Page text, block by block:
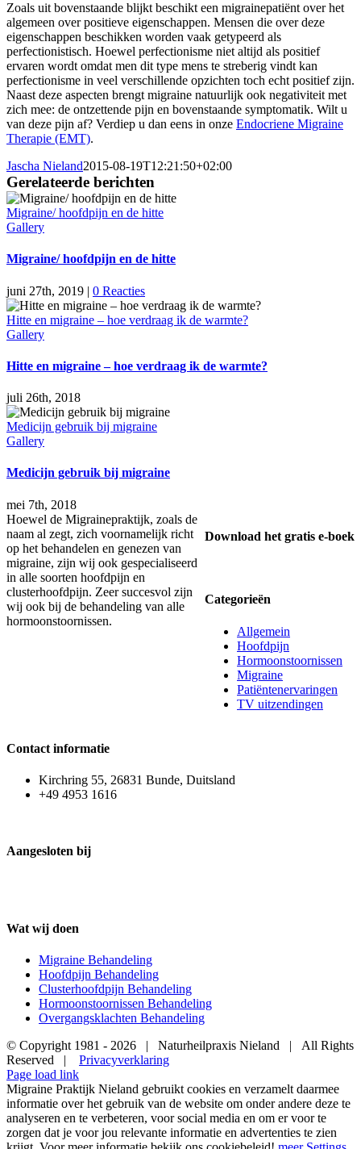
Zoals uit bovenstaande blijkt beschikt een migrainepatiënt over het
algemeen over positieve eigenschappen. Mensen die over deze
eigenschappen beschikken worden vaak getypeerd als
perfectionistisch. Hoewel perfectionisme niet altijd als positief
ervaren wordt omdat men dit type mens te streberig vindt kan
perfectionisme in veel verschillende opzichten toch echt positief zijn.
Naast deze aspecten brengt migraine natuurlijk ook negativiteit met
zich mee: de ontzettende pijn en bovenstaande symptomatik. Wilt u
van deze pijn af? Verdiep u dan eens in onze Endocriene Migraine
Therapie (EMT).
Jascha Nieland2015-08-19T12:21:50+02:00
Gerelateerde berichten
Migraine/ hoofdpijn en de hitte
Gallery
Migraine/ hoofdpijn en de hitte
juni 27th, 2019 | 0 Reacties
Hitte en migraine – hoe verdraag ik de warmte?
Gallery
Hitte en migraine – hoe verdraag ik de warmte?
juli 26th, 2018
Medicijn gebruik bij migraine
Gallery
Medicijn gebruik bij migraine
mei 7th, 2018
Download het gratis e-boek
Categorieën
Allgemein
Hoofdpijn
Hormoonstoornissen
Migraine
Patiëntenervaringen
TV uitzendingen
Hoewel de Migrainepraktijk, zoals de
naam al zegt, zich voornamelijk richt
op het behandelen en genezen van
migraine, zijn wij ook gespecialiseerd
in alle soorten hoofdpijn en
clusterhoofdpijn. Zeer succesvol zijn
wij ook bij de behandeling van alle
hormoonstoornissen.
Contact informatie
Kirchring 55, 26831 Bunde, Duitsland
+49 4953 1616
Aangesloten bij
Wat wij doen
Migraine Behandeling
Hoofdpijn Behandeling
Clusterhoofdpijn Behandeling
Hormoonstoornissen Behandeling
Overgangsklachten Behandeling
© Copyright 1981 - 2026 | Naturheilpraxis Nieland | All Rights
Reserved | Privacyverklaring
Page load link
Migraine Praktijk Nieland gebruikt cookies en verzamelt daarmee
informatie over het gebruik van de website om onder andere deze te
analyseren en te verbeteren, voor social media en om er voor te
zorgen dat je voor jou relevante informatie en advertenties te zien